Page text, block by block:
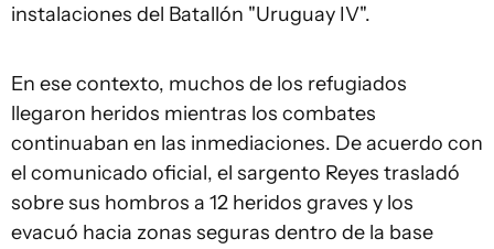
instalaciones del Batallón "Uruguay IV".
En ese contexto, muchos de los refugiados
llegaron heridos mientras los combates
continuaban en las inmediaciones. De acuerdo con
el comunicado oficial, el sargento Reyes trasladó
sobre sus hombros a 12 heridos graves y los
evacuó hacia zonas seguras dentro de la base